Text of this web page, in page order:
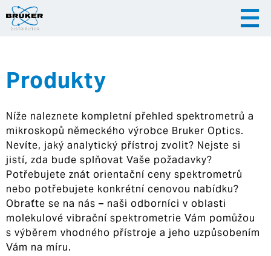
|
Hrvatska
Produkty
Níže naleznete kompletní přehled spektrometrů a
mikroskopů německého výrobce Bruker Optics.
Nevíte, jaký analytický přístroj zvolit? Nejste si
jistí, zda bude splňovat Vaše požadavky?
Potřebujete znát orientační ceny spektrometrů
nebo potřebujete konkrétní cenovou nabídku?
Obraťte se na nás – naši odborníci v oblasti
molekulové vibrační spektrometrie Vám pomůžou
s výběrem vhodného přístroje a jeho uzpůsobením
Vám na míru.